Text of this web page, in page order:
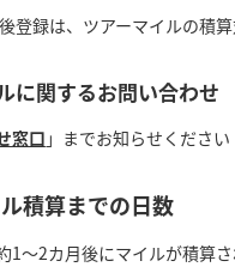
登録は、ツアーマイルの積算
に関するお問い合わせ
窓口 」までお知らせください
積算までの日数
1～2カ月後にマイルが積算さ